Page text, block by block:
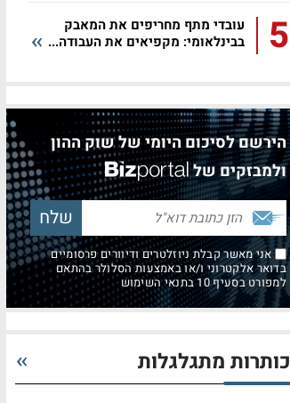
5
עובדי מתף מחריפים את המאבק
בבינלאומי: מקפיאים את העבודה...
הירשם לסיכום היומי של שוק ההון
ולמבזקים של
אני מאשר קבלת ניוזלטרים ודיוורים פרסומיים
בדואר אלקטרוני ו/או באמצעות הסלולר בהתאם
למפורט בסעיף 10 בתנאי השימוש
כותרות מתגלגלות